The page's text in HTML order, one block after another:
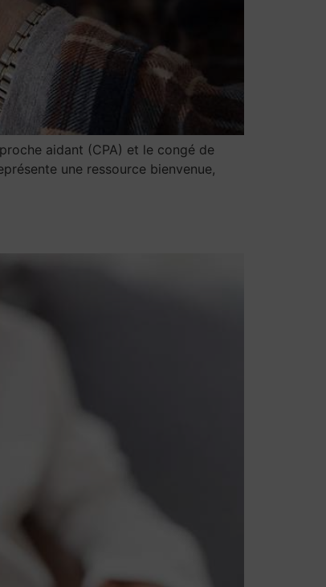
aidant (CPA) et le congé de
une ressource bienvenue,